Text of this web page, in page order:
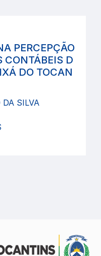
PERCEPÇÃO
CONTÁBEIS D
DO TOCAN
DA SILVA